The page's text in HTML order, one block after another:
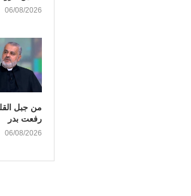
06/08/2026
من جبل
رفعت بدر
06/08/2026